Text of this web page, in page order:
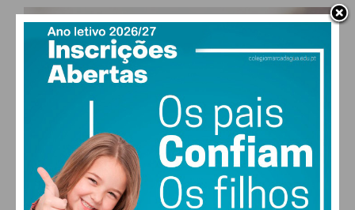
PAÇOS DE FERREIRA
12°
clear sky
MAX 12 • MIN 12
30°
QUI
30
SEX
30 °
SÁB
28 °
DOM